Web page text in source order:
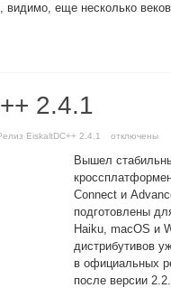
видимо, еще несколько
2.4.1
EiskaltDC++ 2.4.1 отключены
Вышел
Connect и
подготовлены
Haiku, macOS и
дистрибутивов
в официальных
после версии